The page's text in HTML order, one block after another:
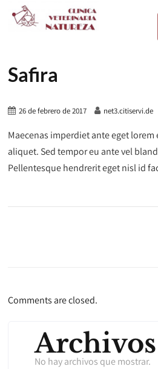
Safira
26 de febrero de 2017 net3.citiservi.de
Maecenas imperdiet ante eget
aliquet. Sed tempor eu ante vel
Pellentesque hendrerit eget nisl id
Comments are closed.
Archivos
No hay archivos que mostrar.